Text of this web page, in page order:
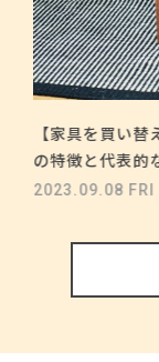
【家具を買い
の特徴と代表的
2023.09.08 FRI